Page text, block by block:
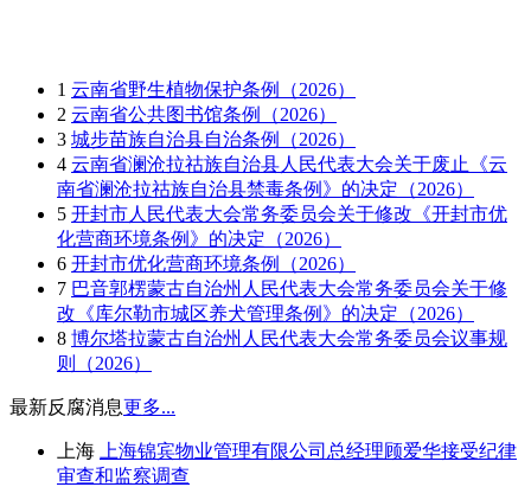
1 云南省野生植物保护条例（2026）
2 云南省公共图书馆条例（2026）
3 城步苗族自治县自治条例（2026）
4 云南省澜沧拉祜族自治县人民代表大会关于废止《云
南省澜沧拉祜族自治县禁毒条例》的决定（2026）
5 开封市人民代表大会常务委员会关于修改《开封市优
化营商环境条例》的决定（2026）
6 开封市优化营商环境条例（2026）
7 巴音郭楞蒙古自治州人民代表大会常务委员会关于修
改《库尔勒市城区养犬管理条例》的决定（2026）
8 博尔塔拉蒙古自治州人民代表大会常务委员会议事规
则（2026）
最新反腐消息更多...
上海
上海锦宾物业管理有限公司总经理顾爱华接受纪律
审查和监察调查